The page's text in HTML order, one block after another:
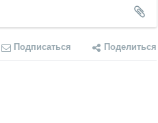
Подписаться Поделиться